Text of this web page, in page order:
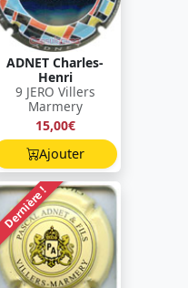
ADNET Charles-
Henri
9 JERO Villers
Marmery
15,00€
Ajouter
Dernière !